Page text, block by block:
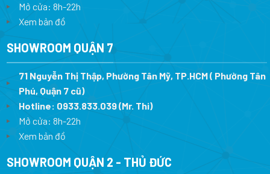
Mở cửa: 8h-22h
Xem bản đồ
SHOWROOM QUẬN 7
71 Nguyễn Thị Thập, Phường Tân Mỹ, TP.HCM ( Phường Tân
Phú, Quận 7 cũ)
Hotline: 0933.833.039(Mr. Thi)
Mở cửa: 8h-22h
Xem bản đồ
SHOWROOM QUẬN 2 - THỦ ĐỨC